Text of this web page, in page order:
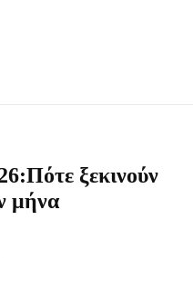
ξεκινούν
μήνα